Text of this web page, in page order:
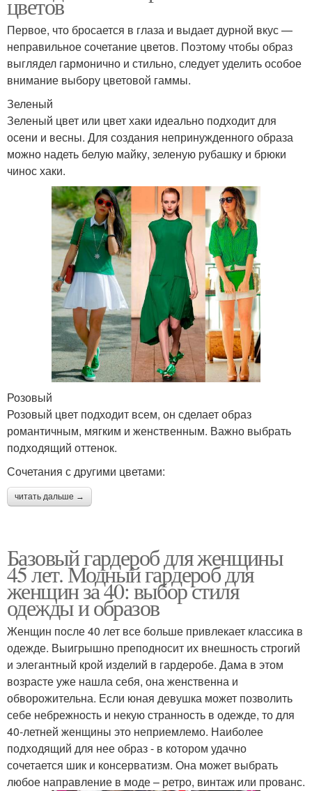
Первое, что бросается в глаза и выдает дурной вкус —
неправильное сочетание цветов. Поэтому чтобы образ
выглядел гармонично и стильно, следует уделить особое
внимание выбору цветовой гаммы.
Зеленый
Зеленый цвет или цвет хаки идеально подходит для
осени и весны. Для создания непринужденного образа
можно надеть белую майку, зеленую рубашку и брюки
чинос хаки.
Розовый
Розовый цвет подходит всем, он сделает образ
романтичным, мягким и женственным. Важно выбрать
подходящий оттенок.
Сочетания с другими цветами:
читать дальше →
Базовый гардероб для женщины
45 лет. Модный гардероб для
женщин за 40: выбор стиля
одежды и образов
Женщин после 40 лет все больше привлекает классика в
одежде. Выигрышно преподносит их внешность строгий
и элегантный крой изделий в гардеробе. Дама в этом
возрасте уже нашла себя, она женственна и
обворожительна. Если юная девушка может позволить
себе небрежность и некую странность в одежде, то для
40-летней женщины это неприемлемо. Наиболее
подходящий для нее образ - в котором удачно
сочетается шик и консерватизм. Она может выбрать
любое направление в моде – ретро, винтаж или прованс.